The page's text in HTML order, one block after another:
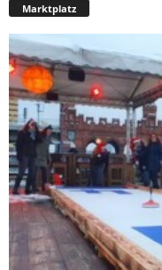
Marktplatz